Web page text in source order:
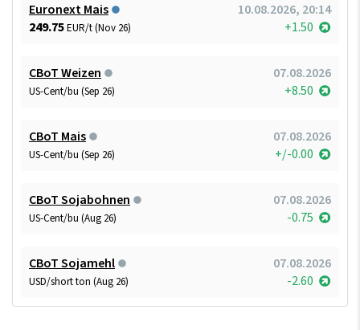
Euronext Mais
10.08.2026, 20:14
249.75EUR/t (Nov 26) +1.50
CBoT Weizen 07.08.2026
US-Cent/bu (Sep 26) +8.50
CBoT Mais 07.08.2026
US-Cent/bu (Sep 26) +/-0.00
CBoT Sojabohnen 07.08.2026
US-Cent/bu (Aug 26) -0.75
CBoT Sojamehl 07.08.2026
USD/short ton (Aug 26) -2.60